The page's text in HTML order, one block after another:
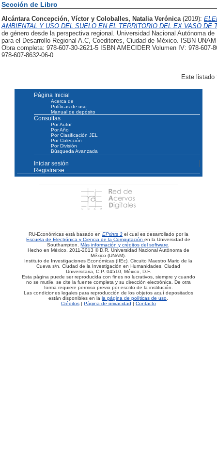
Sección de Libro
Alcántara Concepción, Víctor y Coloballes, Natalia Verónica (2019):
AMBIENTAL Y USO DEL SUELO EN EL TERRITORIO DEL EX VASO DE
de género desde la perspectiva regional. Universidad Nacional Autónoma
para el Desarrollo Regional A.C, Coeditores, Ciudad de México. ISBN
Obra completa: 978-607-30-2621-5 ISBN AMECIDER Volumen IV: 978-
978-607-8632-06-0
Este
Página Inicial
Acerca de
Políticas de uso
Manual de depósito
Consultas
Por Autor
Por Año
Por Clasificación JEL
Por Colección
Por División
Búsqueda Avanzada
Iniciar sesión
Registrarse
RU-Económicas está basado en EPrints 3 el cual es desarrollado por la
Escuela de Electrónica y Ciencia de la Computaciónen la Universidad de
Southampton.Más información y créditos del software.
Hecho en México, 2011-2013 © D.R. Universidad Nacional Autónoma de
México (UNAM).
Instituto de Investigaciones Económicas (IIEc). Circuito Maestro Mario de la
Cueva s/n, Ciudad de la Investigación en Humanidades, Ciudad
Universitaria, C.P. 04510, México, D.F.
Esta página puede ser reproducida con fines no lucrativos, siempre y cuando
no se mutile, se cite la fuente completa y su dirección electrónica. De otra
forma requiere permiso previo por escrito de la institución.
Las condiciones legales para reproducción de los objetos aquí depositados
están disponibles en lala página de políticas de uso.
Créditos| Página de privacidad | Contacto